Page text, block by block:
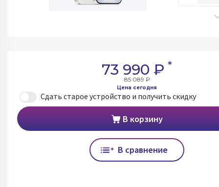
73 990 ₽ *
85 089 ₽
Цена сегодня
Сдать старое устройство и получить скидку
В корзину
В сравнение